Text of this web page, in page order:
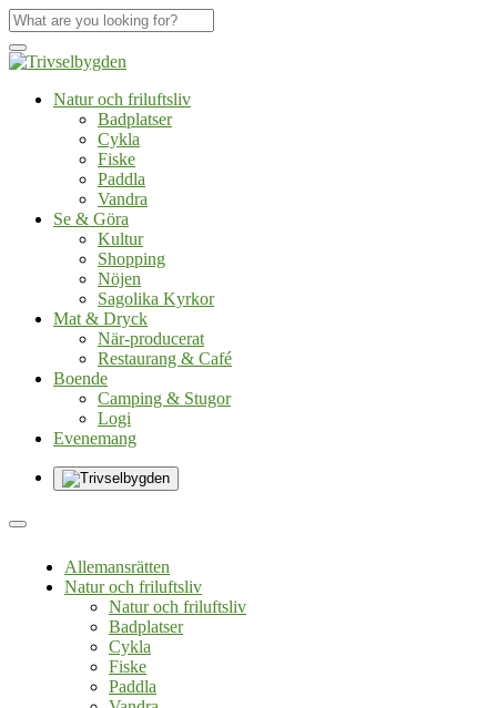
Natur och friluftsliv
Badplatser
Cykla
Fiske
Paddla
Vandra
Se & Göra
Kultur
Shopping
Nöjen
Sagolika Kyrkor
Mat & Dryck
När-producerat
Restaurang & Café
Boende
Camping & Stugor
Logi
Evenemang
Allemansrätten
Natur och friluftsliv
Natur och friluftsliv
Badplatser
Cykla
Fiske
Paddla